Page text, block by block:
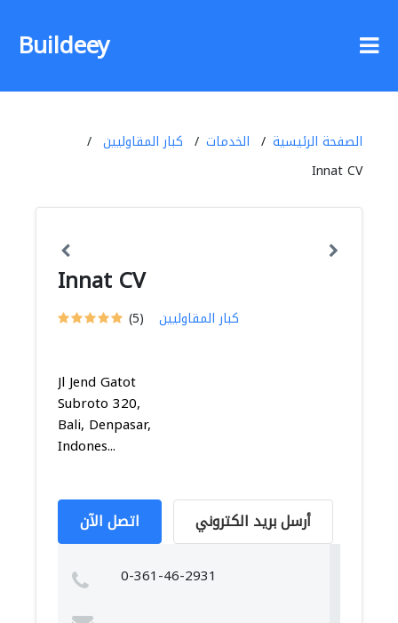
Buildeey
الصفحة الرئيسية الخدمات
كبار المقاوليين
Innat CV
Innat CV
(5) كبار المقاوليين
Jl Jend Gatot
Subroto 320,
Bali, Denpasar,
Indones...
اتصل الآن أرسل بريد الكتروني
0-361-46-2931